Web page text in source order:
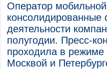
Оператор
консолидированные
деятельности
полугодии. Пресс-
проходила в режиме
Москвой и